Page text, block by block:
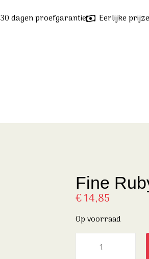
30 dagen proefgarantie Eerlijke
Fine
€14,85
Op voorraad